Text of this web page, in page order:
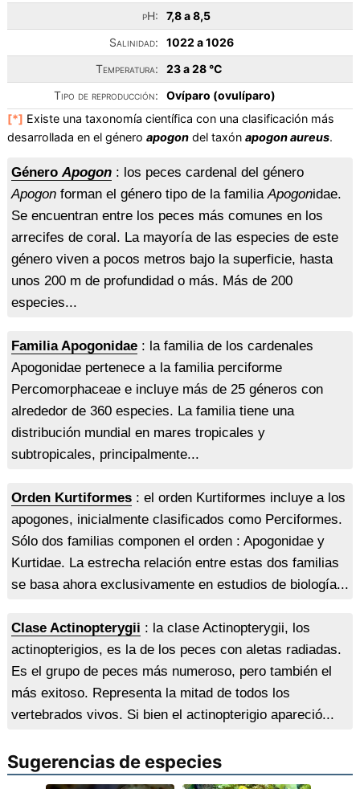
pH:
7,8 a 8,5
Salinidad:
1022 a 1026
Temperatura:
23 a 28 °C
Tipo de reproducción:
Ovíparo (ovulíparo)
[*] Existe una taxonomía científica con una clasificación más
desarrollada en el género apogondel taxón apogon aureus.
GéneroApogon: los peces cardenal del género
Apogonforman el género tipo de la familiaApogonidae.
Se encuentran entre los peces más comunes en los
arrecifes de coral. La mayoría de las especies de este
género viven a pocos metros bajo la superficie, hasta
unos 200 m de profundidad o más. Más de 200
especies...
Familia Apogonidae: la familia de los cardenales
Apogonidae pertenece a la familia perciforme
Percomorphaceae e incluye más de 25 géneros con
alrededor de 360 especies. La familia tiene una
distribución mundial en mares tropicales y
subtropicales, principalmente...
Orden Kurtiformes: el orden Kurtiformes incluye a los
apogones, inicialmente clasificados como Perciformes.
Sólo dos familias componen el orden : Apogonidae y
Kurtidae. La estrecha relación entre estas dos familias
se basa ahora exclusivamente en estudios de biología...
Clase Actinopterygii : la clase Actinopterygii, los
actinopterigios, es la de los peces con aletas radiadas.
Es el grupo de peces más numeroso, pero también el
más exitoso. Representa la mitad de todos los
vertebrados vivos. Si bien el actinopterigio apareció...
Sugerencias de especies